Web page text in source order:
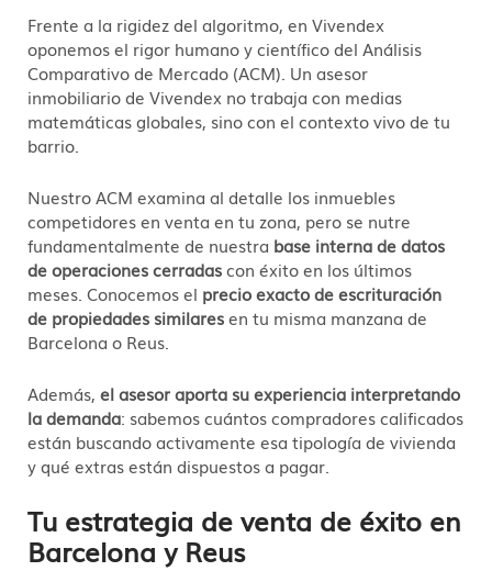
Frente a la rigidez del algoritmo, en Vivendex
oponemos el rigor humano y científico del Análisis
Comparativo de Mercado (ACM). Un asesor
inmobiliario de Vivendex no trabaja con medias
matemáticas globales, sino con el contexto vivo de tu
barrio.
Nuestro ACM examina al detalle los inmuebles
competidores en venta en tu zona, pero se nutre
fundamentalmente de nuestra base interna de datos
de operaciones cerradascon éxito en los últimos
meses. Conocemos el precio exacto de escrituración
de propiedades similaresen tu misma manzana de
Barcelona o Reus.
Además, el asesor aporta su experiencia interpretando
la demanda: sabemos cuántos compradores calificados
están buscando activamente esa tipología de vivienda
y qué extras están dispuestos a pagar.
Tu estrategia de venta de éxito en
Barcelona y Reus